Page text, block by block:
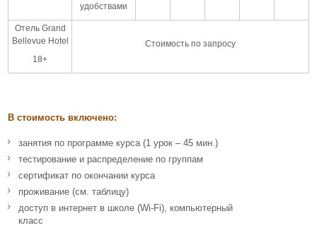
удобствами
Отель Grand
Bellevue Hotel
18+
Стоимость по запросу
В стоимость включено:
занятия по программе курса (1 урок – 45 мин.)
тестирование и распределение по группам
сертификат по окончании курса
проживание (см. таблицу)
доступ в интернет в школе (Wi-Fi), компьютерный
класс